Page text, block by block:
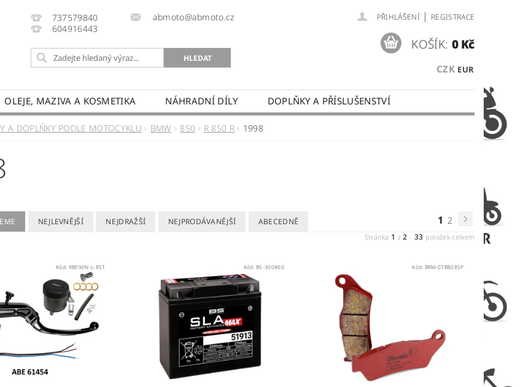
737579840
604916443
abmoto@abmoto.cz PŘIHLÁŠENÍ | REGISTRACE
CZK EUR
KOŠÍK: 0 Kč
OLEJE, MAZIVA A KOSMETIKA NÁHRADNÍ DÍLY
DOPLŇKY A PŘÍSLUŠENSTVÍ
KONTAKT NAPIŠTE NÁM DOPRAVA A PLATBY
A DOPLŇKY PODLE MOTOCYKLU BMW 850 R 850 R 1998
NEJLEVNĚJŠÍ NEJDRAŽŠÍ NEJPRODÁVANĚJŠÍ ABECEDNĚ 1 2
Stránka 1 z2 - 33 položek celkem
Kód: RB090N-L-RST Kód:BS-300860 Kód: BRM-07BB28SP